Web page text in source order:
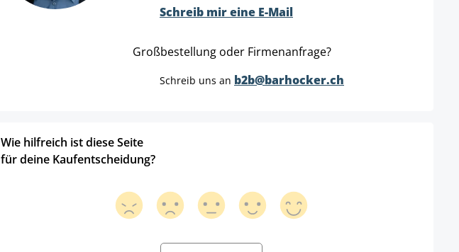
Schreib mir eine E-Mail
Großbestellung oder Firmenanfrage?
Schreib uns an b2b@barhocker.ch
Wie hilfreich ist diese Seite
für deine Kaufentscheidung?